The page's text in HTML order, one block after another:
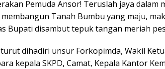
Pemuda Ansor! Teruslah jaya
Tanah Bumbu yang maju,
Bupati disambut tepuk tangan meriah
dihadiri unsur Forkopimda, Wakil
kepala SKPD, Camat, Kepala Kantor